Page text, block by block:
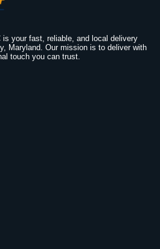
is your fast, reliable, and local delivery
Maryland. Our mission is to deliver with
touch you can trust.